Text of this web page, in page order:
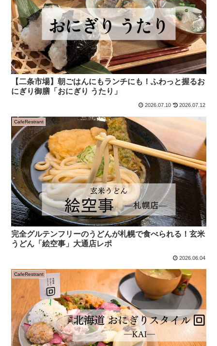
【二条市場】朝ごはんにもランチにも！ふわっと握るお
にぎり御膳「おにぎり うたり」
2026.07.10 2026.07.12
CafeRestrant
完全グルテンフリーのうどんが札幌で食べられる！玄米
うどん「絵空事」大通店レポ
2026.06.04
CafeRestrant